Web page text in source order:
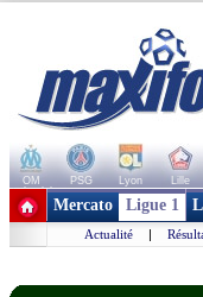
OM PSG Lyon Lille
+ de clubs
Mercato Ligue 1
Actualité |